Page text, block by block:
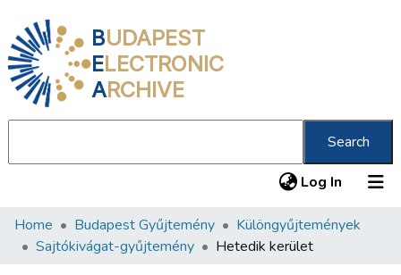
BUDAPEST
ELECTRONIC
ARCHIVE
Search
Log In (current)
Communities & Collections
Home Budapest Gyűjtemény
Különgyűjtemények
Sajtókivágat-gyűjtemény
Hetedik kerület